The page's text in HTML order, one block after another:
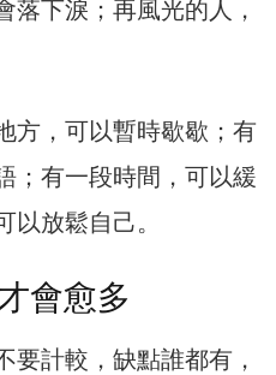
落下淚；再風光的人，
方，可以暫時歇歇；有
；有一段時間，可以緩
放鬆自己。
會愈多
要計較，缺點誰都有，